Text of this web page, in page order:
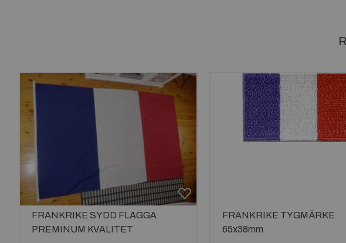
FRANKRIKE SYDD FLAGGA
PREMINUM KVALITET
FRANKRIKE TYGMÄRKE
65x38mm